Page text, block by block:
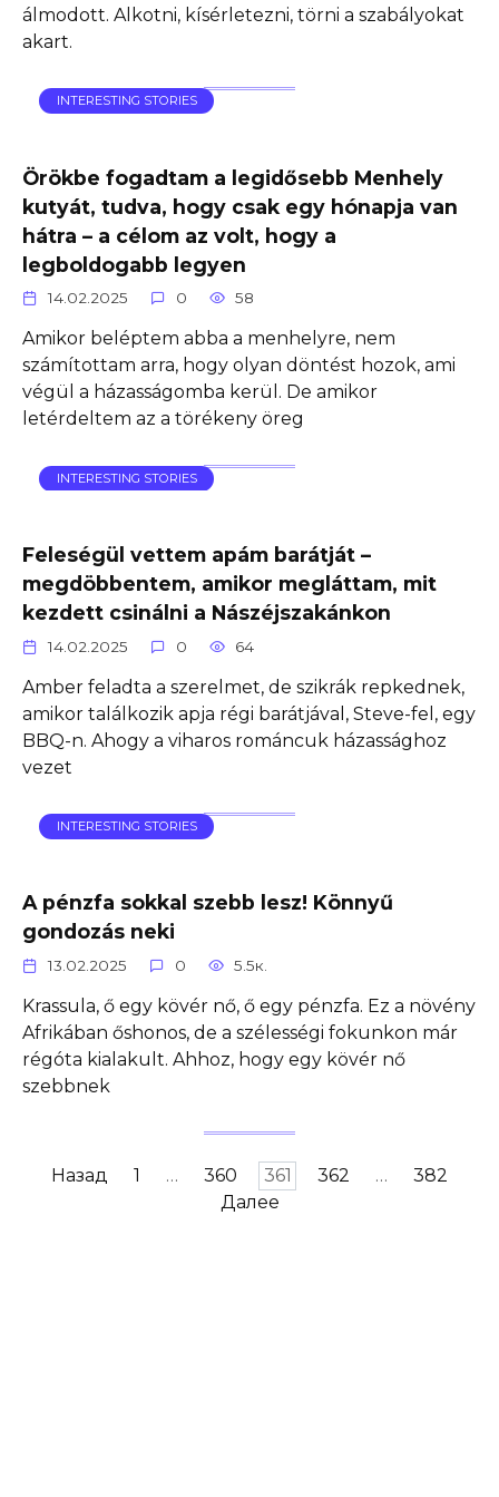
álmodott. Alkotni, kísérletezni, törni a szabályokat
akart.
INTERESTING STORIES
Örökbe fogadtam a legidősebb Menhely
kutyát, tudva, hogy csak egy hónapja van
hátra – a célom az volt, hogy a
legboldogabb legyen
14.02.2025 0 58
Amikor beléptem abba a menhelyre, nem
számítottam arra, hogy olyan döntést hozok, ami
végül a házasságomba kerül. De amikor
letérdeltem az a törékeny öreg
INTERESTING STORIES
Feleségül vettem apám barátját –
megdöbbentem, amikor megláttam, mit
kezdett csinálni a Nászéjszakánkon
14.02.2025 0 64
Amber feladta a szerelmet, de szikrák repkednek,
amikor találkozik apja régi barátjával, Steve-fel, egy
BBQ-n. Ahogy a viharos románcuk házassághoz
vezet
INTERESTING STORIES
A pénzfa sokkal szebb lesz! Könnyű
gondozás neki
13.02.2025 0 5.5к.
Krassula, ő egy kövér nő, ő egy pénzfa. Ez a növény
Afrikában őshonos, de a szélességi fokunkon már
régóta kialakult. Ahhoz, hogy egy kövér nő
szebbnek
Пагинация
Назад 1 … 360 361 362 …
382
Далее